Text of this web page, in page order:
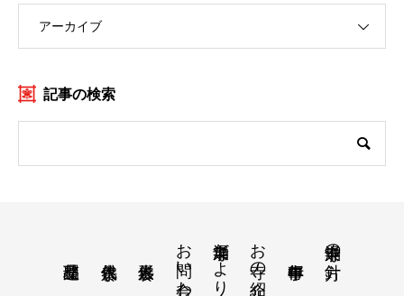
アーカイブ
記事の検索
涌泉寺の方針
お寺の紹介
涌泉寺だより・月案内
お問い合わせ